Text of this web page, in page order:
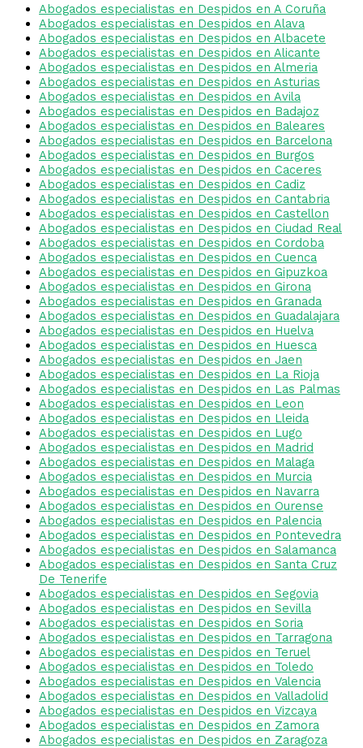
Abogados especialistas en Despidos en A Coruña
Abogados especialistas en Despidos en Alava
Abogados especialistas en Despidos en Albacete
Abogados especialistas en Despidos en Alicante
Abogados especialistas en Despidos en Almeria
Abogados especialistas en Despidos en Asturias
Abogados especialistas en Despidos en Avila
Abogados especialistas en Despidos en Badajoz
Abogados especialistas en Despidos en Baleares
Abogados especialistas en Despidos en Barcelona
Abogados especialistas en Despidos en Burgos
Abogados especialistas en Despidos en Caceres
Abogados especialistas en Despidos en Cadiz
Abogados especialistas en Despidos en Cantabria
Abogados especialistas en Despidos en Castellon
Abogados especialistas en Despidos en Ciudad Real
Abogados especialistas en Despidos en Cordoba
Abogados especialistas en Despidos en Cuenca
Abogados especialistas en Despidos en Gipuzkoa
Abogados especialistas en Despidos en Girona
Abogados especialistas en Despidos en Granada
Abogados especialistas en Despidos en Guadalajara
Abogados especialistas en Despidos en Huelva
Abogados especialistas en Despidos en Huesca
Abogados especialistas en Despidos en Jaen
Abogados especialistas en Despidos en La Rioja
Abogados especialistas en Despidos en Las Palmas
Abogados especialistas en Despidos en Leon
Abogados especialistas en Despidos en Lleida
Abogados especialistas en Despidos en Lugo
Abogados especialistas en Despidos en Madrid
Abogados especialistas en Despidos en Malaga
Abogados especialistas en Despidos en Murcia
Abogados especialistas en Despidos en Navarra
Abogados especialistas en Despidos en Ourense
Abogados especialistas en Despidos en Palencia
Abogados especialistas en Despidos en Pontevedra
Abogados especialistas en Despidos en Salamanca
Abogados especialistas en Despidos en Santa Cruz
De Tenerife
Abogados especialistas en Despidos en Segovia
Abogados especialistas en Despidos en Sevilla
Abogados especialistas en Despidos en Soria
Abogados especialistas en Despidos en Tarragona
Abogados especialistas en Despidos en Teruel
Abogados especialistas en Despidos en Toledo
Abogados especialistas en Despidos en Valencia
Abogados especialistas en Despidos en Valladolid
Abogados especialistas en Despidos en Vizcaya
Abogados especialistas en Despidos en Zamora
Abogados especialistas en Despidos en Zaragoza